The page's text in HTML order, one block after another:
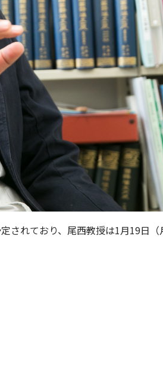
れており、尾西教授は1月19日